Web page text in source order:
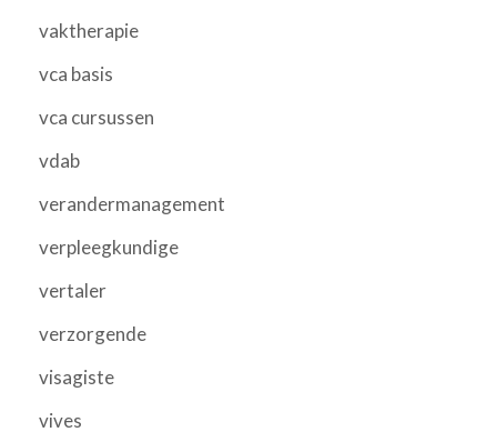
vaktherapie
vca basis
vca cursussen
vdab
verandermanagement
verpleegkundige
vertaler
verzorgende
visagiste
vives